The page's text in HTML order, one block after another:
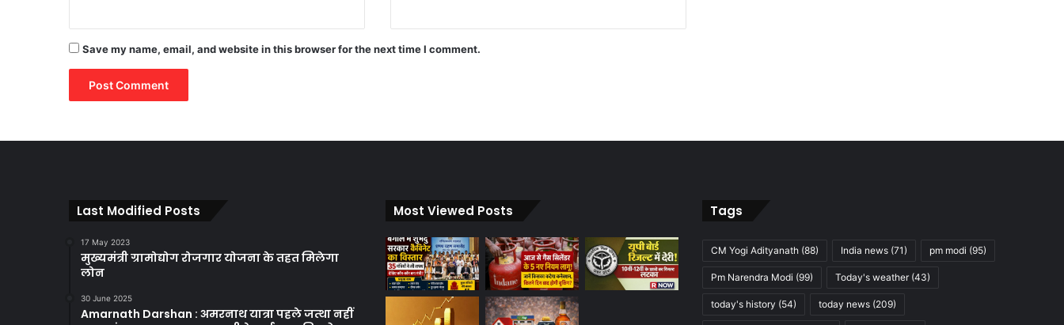
Save my name, email, and website in this browser for the next time I comment.
Last Modified Posts
17 May 2023
मुख्यमंत्री ग्रामोद्योग रोजगार योजना के तहत मिलेगा
लोन
30 June 2025
Amarnath Darshan : अमरनाथ यात्रा पहले जत्था नहीं
Most Viewed Posts Tags
CM Yogi Adityanath(88) India news(71) pm modi (95)
Pm Narendra Modi (99) Today's weather(43)
today's history (54) today news(209)